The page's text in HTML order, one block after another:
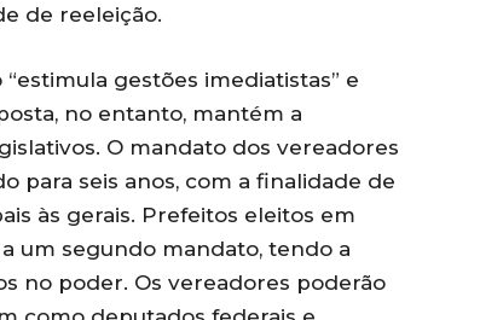
de reeleição.
gestões imediatistas” e
no entanto, mantém a
O mandato dos vereadores
para seis anos, com a finalidade de
às gerais. Prefeitos eleitos em
um segundo mandato, tendo a
no poder. Os vereadores poderão